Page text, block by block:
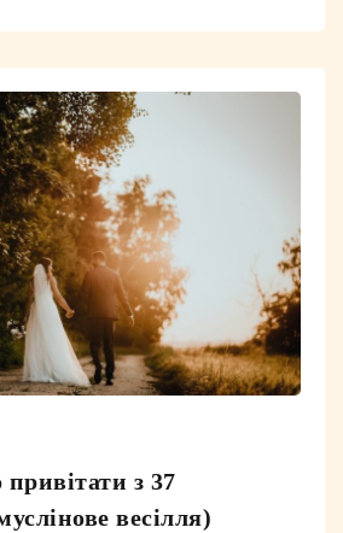
з 37
весілля)